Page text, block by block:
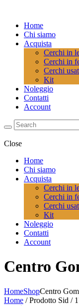
Home
Chi siamo
Acquista
Cerchi in
Cerchi in
Cerchi
Kit
Noleggio
Contatti
Account
Close
Home
Chi siamo
Acquista
Cerchi in
Cerchi in
Cerchi
Kit
Noleggio
Contatti
Account
Centro
HomeShopCentro
Home / Prodotto Sid /